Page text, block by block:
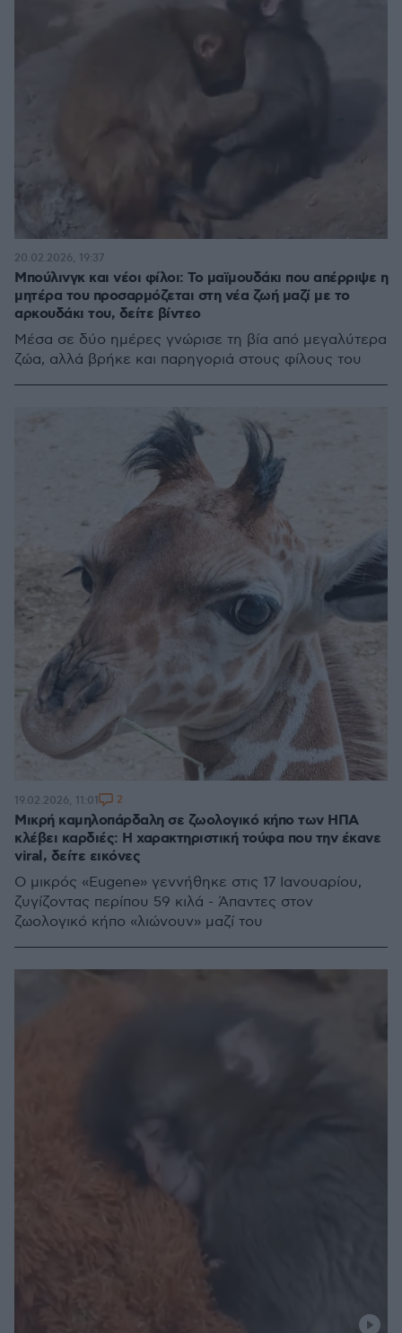
Μπούλινγκ και νέοι φίλοι: Το μαϊμουδάκι που απέρριψε η
μητέρα του προσαρμόζεται στη νέα ζωή μαζί με το
αρκουδάκι του, δείτε βίντεο
Μέσα σε δύο ημέρες γνώρισε τη βία από μεγαλύτερα
ζώα, αλλά βρήκε και παρηγοριά στους φίλους του
20.02.2026, 19:37
Μικρή καμηλοπάρδαλη σε ζωολογικό κήπο των ΗΠΑ
κλέβει καρδιές: Η χαρακτηριστική τούφα που την έκανε
viral, δείτε εικόνες
Ο μικρός «Eugene» γεννήθηκε στις 17 Ιανουαρίου,
ζυγίζοντας περίπου 59 κιλά - Άπαντες στον
ζωολογικό κήπο «λιώνουν» μαζί του
19.02.2026, 11:01 2